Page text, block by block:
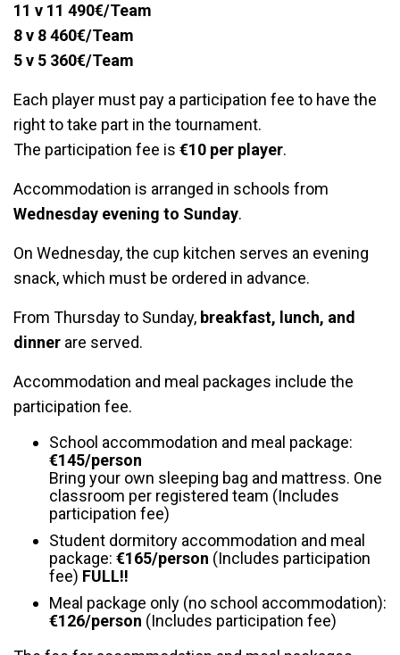
11 v 11 490€/Team
8 v 8 460€/Team
5 v 5 360€/Team
Each player must pay a participation fee to have the
right to take part in the tournament.
The participation fee is €10 per player.
Accommodation is arranged in schools from
Wednesday evening to Sunday.
On Wednesday, the cup kitchen serves an evening
snack, which must be ordered in advance.
From Thursday to Sunday, breakfast, lunch, and
dinner are served.
Accommodation and meal packages include the
participation fee.
School accommodation and meal package:
€145/person
Bring your own sleeping bag and mattress. One
classroom per registered team (Includes
participation fee)
Student dormitory accommodation and meal
package: €165/person (Includes participation
fee) FULL!!
Meal package only (no school accommodation):
€126/person (Includes participation fee)